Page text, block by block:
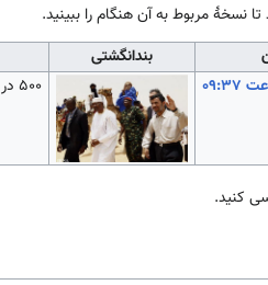
نسخهٔ مربوط به آن هنگام را ببینید.
بندانگشتی
۵۰۰ در ۳۳۴
کنید.